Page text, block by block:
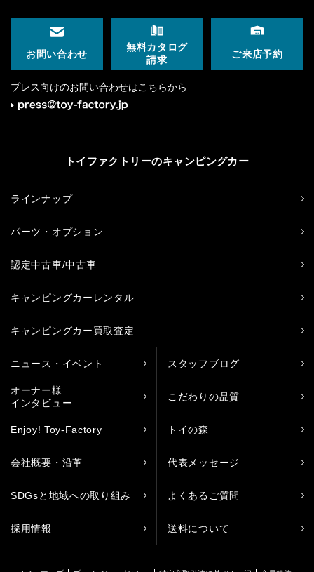
お問い合わせ
無料カタログ
請求
ご来店予約
プレス向けのお問い合わせはこちらから
トイファクトリーのキャンピングカー
ラインナップ
パーツ・オプション
認定中古車/中古車
キャンピングカーレンタル
キャンピングカー買取査定
ニュース・イベント スタッフブログ
オーナー様
インタビュー
こだわりの品質
Enjoy! Toy-Factory トイの森
会社概要・沿革 代表メッセージ
SDGsと地域への取り組み よくあるご質問
採用情報 送料について